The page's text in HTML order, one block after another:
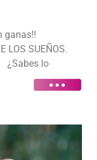
ganas!!
LOS SUEÑOS.
lo